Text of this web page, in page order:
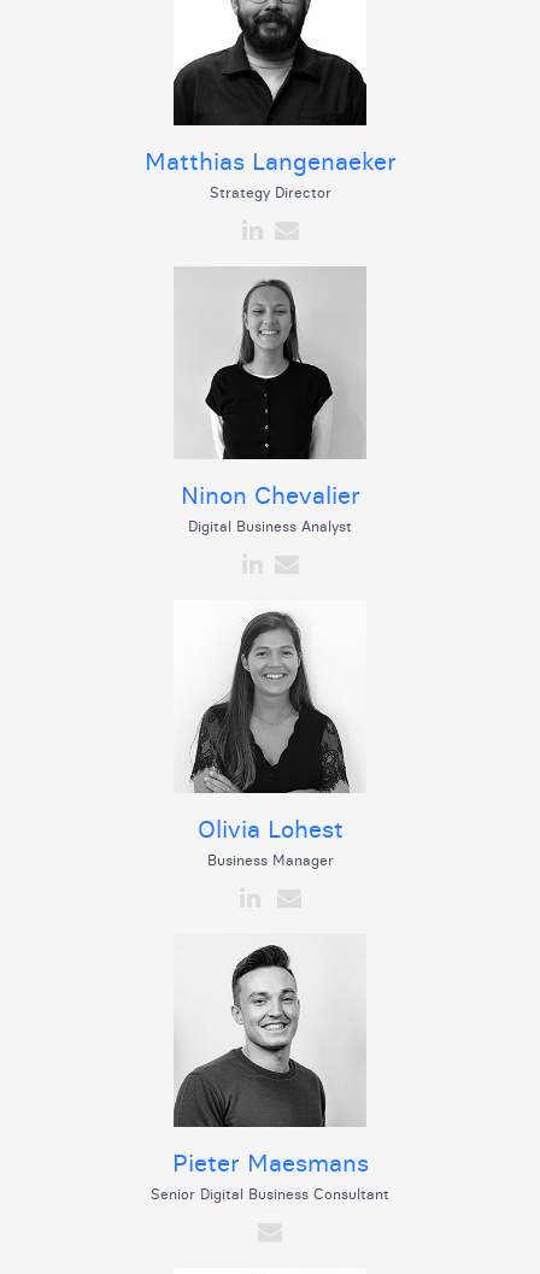
Matthias Langenaeker
Strategy Director
Ninon Chevalier
Digital Business Analyst
Olivia Lohest
Business Manager
Pieter Maesmans
Senior Digital Business Consultant